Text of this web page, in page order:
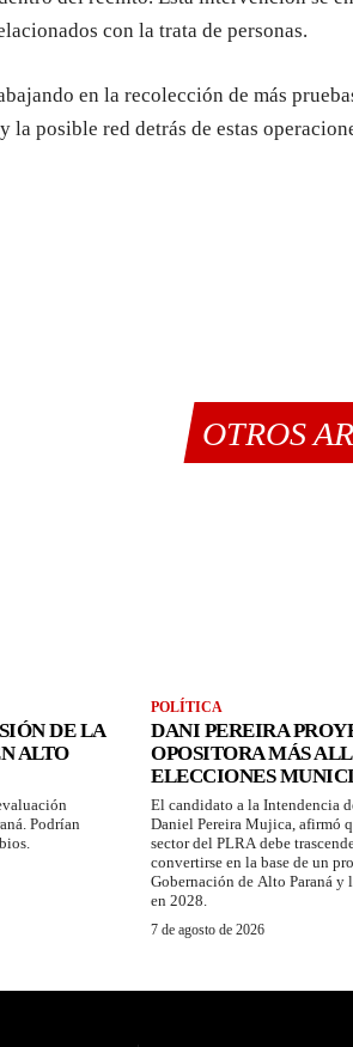
con la trata de personas.
en la recolección de más
posible red detrás de estas
OTROS
DE LA
ALTO
Podrían
POLÍTICA
DANI PEREIRA
OPOSITORA MÁS
ELECCIONES
El candidato a la Intendencia
Daniel Pereira Mujica, afirmó
sector del PLRA debe
convertirse en la base de un
Gobernación de Alto Paraná y
en 2028.
7 de agosto de 2026